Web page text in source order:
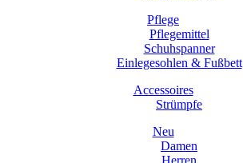
Pflege
Pflegemittel
Schuhspanner
Einlegesohlen & Fußbett
Accessoires
Strümpfe
Neu
Damen
Herren